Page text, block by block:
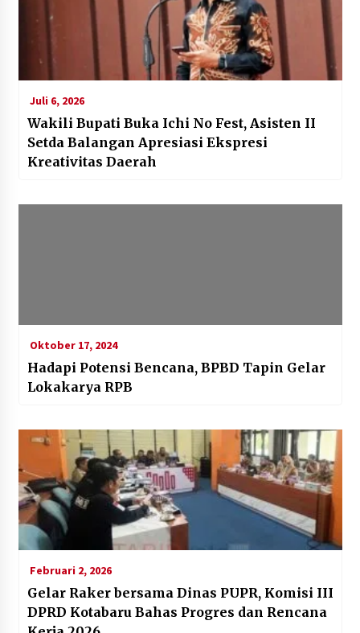
Juli 6, 2026
Wakili Bupati Buka Ichi No Fest, Asisten II
Setda Balangan Apresiasi Ekspresi
Kreativitas Daerah
Oktober 17, 2024
Hadapi Potensi Bencana, BPBD Tapin Gelar
Lokakarya RPB
Februari 2, 2026
Gelar Raker bersama Dinas PUPR, Komisi III
DPRD Kotabaru Bahas Progres dan Rencana